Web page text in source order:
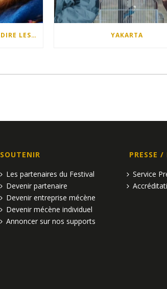
QUELQU’UN DEVRAIT INTERDIRE LES DIMANCHES APRÈS-MIDI YAKARTA
SOUTENIR
Les partenaires du Festival
Devenir partenaire
Devenir entreprise mécène
Devenir mécène individuel
Annoncer sur nos supports
PRESSE /
Service